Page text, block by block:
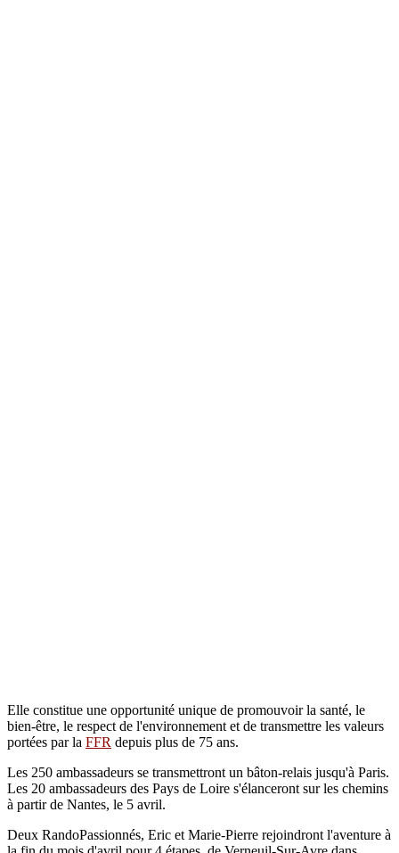
Elle constitue une opportunité unique de promouvoir la santé, le
bien-être, le respect de l'environnement et de transmettre les valeurs
portées par la FFR depuis plus de 75 ans.
Les 250 ambassadeurs se transmettront un bâton-relais jusqu'à Paris.
Les 20 ambassadeurs des Pays de Loire s'élanceront sur les chemins
à partir de Nantes, le 5 avril.
Deux RandoPassionnés, Eric et Marie-Pierre rejoindront l'aventure à